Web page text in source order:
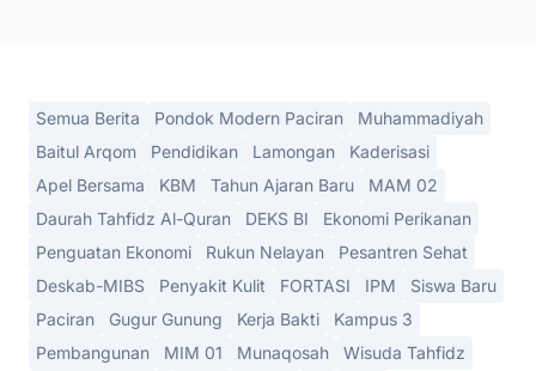
Semua Berita Pondok Modern Paciran
Muhammadiyah
Baitul Arqom
Pendidikan Lamongan
Kaderisasi
Apel Bersama
KBM Tahun Ajaran Baru
MAM 02
Daurah Tahfidz Al-Quran
DEKS BI
Ekonomi Perikanan
Penguatan Ekonomi
Rukun Nelayan
Pesantren Sehat
Deskab-MIBS
Penyakit Kulit FORTASI IPM
Siswa Baru
Paciran
Gugur Gunung Kerja Bakti
Kampus 3
Pembangunan
MIM 01 Munaqosah
Wisuda Tahfidz